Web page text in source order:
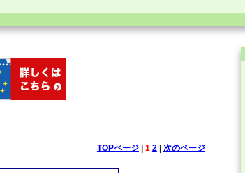
TOPページ| 1 2| 次のページ